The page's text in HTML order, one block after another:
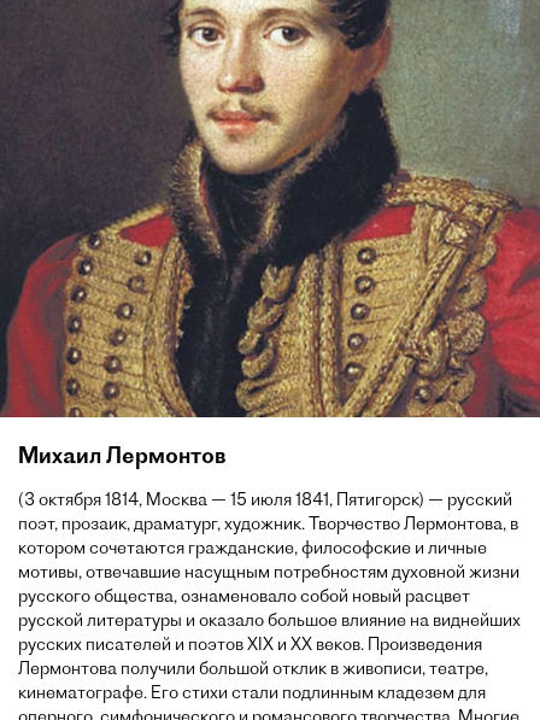
Михаил Лермонтов
(3 октября 1814, Москва — 15 июля 1841, Пятигорск) — русский
поэт, прозаик, драматург, художник. Творчество Лермонтова, в
котором сочетаются гражданские, философские и личные
мотивы, отвечавшие насущным потребностям духовной жизни
русского общества, ознаменовало собой новый расцвет
русской литературы и оказало большое влияние на виднейших
русских писателей и поэтов XIX и XX веков. Произведения
Лермонтова получили большой отклик в живописи, театре,
кинематографе. Его стихи стали подлинным кладезем для